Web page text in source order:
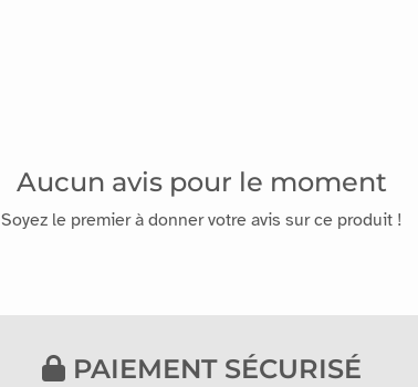
Aucun avis pour le moment
Soyez le premier à donner votre avis sur ce produit !
PAIEMENT SÉCURISÉ